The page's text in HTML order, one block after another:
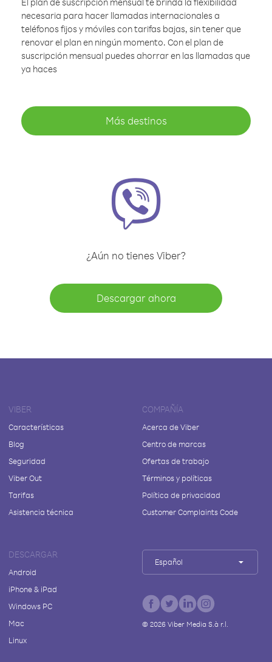
necesaria para hacer llamadas internacionales a
teléfonos fijos y móviles con tarifas bajas, sin tener que
renovar el plan en ningún momento. Con el plan de
suscripción mensual puedes ahorrar en las llamadas que
ya haces
Más destinos
¿Aún no tienes Viber?
Descargar ahora
VIBER
Características
Blog
Seguridad
Viber Out
Tarifas
Asistencia técnica
COMPAÑÍA
Acerca de Viber
Centro de marcas
Ofertas de trabajo
Términos y políticas
Política de privacidad
Customer Complaints Code
DESCARGAR
Android
iPhone & iPad
Windows PC
Mac
Linux
Español
© 2026Viber Media S.à r.l.